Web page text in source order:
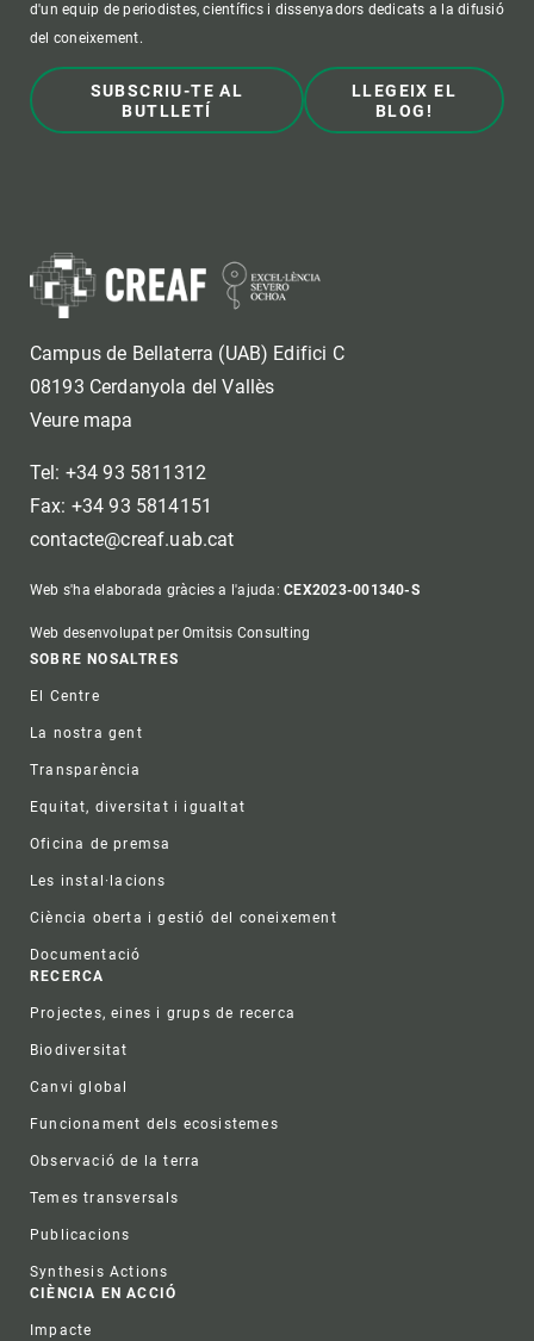
d'un equip de periodistes, científics i dissenyadors dedicats a la difusió
del coneixement.
SUBSCRIU-TE AL
BUTLLETÍ
LLEGEIX EL
BLOG!
Campus de Bellaterra (UAB) Edifici C
08193 Cerdanyola del Vallès
Veure mapa
Tel: +34 93 5811312
Fax: +34 93 5814151
contacte@creaf.uab.cat
Web s'ha elaborada gràcies a l'ajuda:CEX2023-001340-S
Web desenvolupat per Omitsis Consulting
Footer
SOBRE NOSALTRES
El Centre
La nostra gent
Transparència
Equitat, diversitat i igualtat
Oficina de premsa
Les instal·lacions
Ciència oberta i gestió del coneixement
Documentació
RECERCA
Projectes, eines i grups de recerca
Biodiversitat
Canvi global
Funcionament dels ecosistemes
Observació de la terra
Temes transversals
Publicacions
Synthesis Actions
CIÈNCIA EN ACCIÓ
Impacte